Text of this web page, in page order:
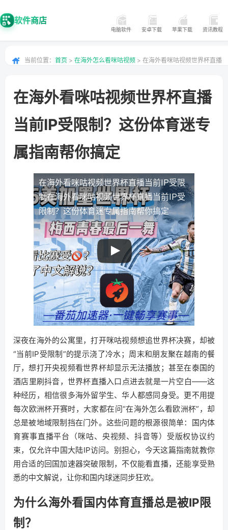
软件商店
电脑软件 安卓下载 苹果下载 资讯教程
当前位置： 首页 > 在海外怎么看咪咕视频 > 在海外看咪咕视频世界杯直播
在海外看咪咕视频世界杯直播
当前IP受限制？这份体育迷专
属指南帮你搞定
在海外看咪咕视频世界杯直播当前IP受限
制在海外看咪咕视频世界杯直播当前IP受
限制？这份体育迷专属指南帮你搞定
深夜在海外的公寓里，打开咪咕视频想追世界杯决赛，却被
“当前IP受限制”的提示浇了冷水；周末和朋友聚在越南的餐
厅，想打开央视频看世界杯却显示无法播放；甚至在泰国的
酒店里刷抖音，世界杯直播入口点进去就是一片空白——这
种经历，相信很多海外留学生、华人都感同身受。更不用提
每次欧洲杯开赛时，大家都在问“在海外怎么看欧洲杯”，却
总是被地域限制挡在门外。这些问题的根源很简单：国内体
育赛事直播平台（咪咕、央视频、抖音等）受版权协议约
束，仅允许中国大陆IP访问。别担心，今天这篇指南就教你
用合适的回国加速器突破限制，不仅能看直播，还能享受熟
悉的中文解说，让你和国内球迷同步狂欢。
为什么海外看国内体育直播总是被IP限
制？